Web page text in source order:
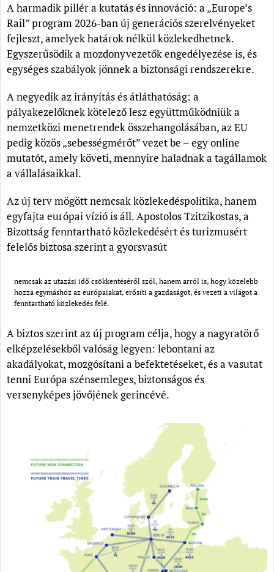
A harmadik pillér a kutatás és innováció: a „Europe’s
Rail” program 2026-ban új generációs szerelvényeket
fejleszt, amelyek határok nélkül közlekedhetnek.
Egyszerűsödik a mozdonyvezetők engedélyezése is, és
egységes szabályok jönnek a biztonsági rendszerekre.
A negyedik az irányítás és átláthatóság: a
pályakezelőknek kötelező lesz együttműködniük a
nemzetközi menetrendek összehangolásában, az EU
pedig közös „sebességmérőt” vezet be – egy online
mutatót, amely követi, mennyire haladnak a tagállamok
a vállalásaikkal.
Az új terv mögött nemcsak közlekedéspolitika, hanem
egyfajta európai vízió is áll. Apostolos Tzitzikostas, a
Bizottság fenntartható közlekedésért és turizmusért
felelős biztosa szerint a gyorsvasút
nemcsak az utazási idő csökkentéséről szól, hanem arról is, hogy közelebb
hozza egymáshoz az európaiakat, erősíti a gazdaságot, és vezeti a világot a
fenntartható közlekedés felé.
A biztos szerint az új program célja, hogy a nagyratörő
elképzelésekből valóság legyen: lebontani az
akadályokat, mozgósítani a befektetéseket, és a vasutat
tenni Európa szénsemleges, biztonságos és
versenyképes jövőjének gerincévé.